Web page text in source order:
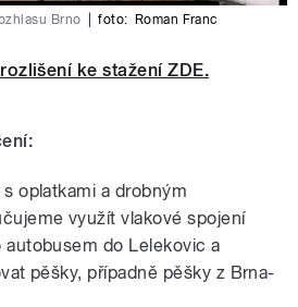
Brno foto: Roman Franc
ke stažení ZDE.
oplatkami a drobným
využít vlakové spojení
do Lelekovic a
pěšky, případně pěšky z Brna-